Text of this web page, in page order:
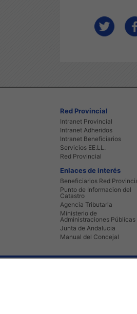
Red Provincial
Intranet Provincial
Intranet Adheridos
Intranet Beneficiarios
Servicios EE.LL.
Red Provincial
Enlaces de interés
Beneficiarios Red
Punto de Informacion del
Catastro
Agencia Tributaria
Ministerio de
Administraciones Públicas
Junta de Andalucia
Manual del Concejal